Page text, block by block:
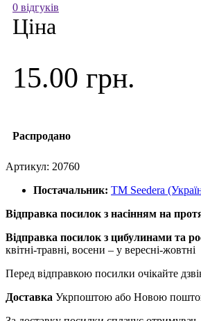
0 відгуків
Ціна
15.00 грн.
Распродано
Артикул: 20760
Постачальник: ТМ Seedera
Відправка посилок з насінням на
Відправка посилок з цибулинами та
квітні-травні, восени – у вересні-жовтні
Перед відправкою посилки очікайте
Доставка Укрпоштою або Новою